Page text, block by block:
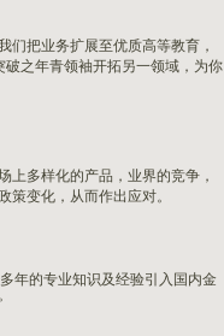
们把业务扩展至优质高等教育，
之年青领袖开拓另一领域，为你
上多样化的产品，业界的竞争，
策变化，从而作出应对。
年的专业知识及经验引入国内金